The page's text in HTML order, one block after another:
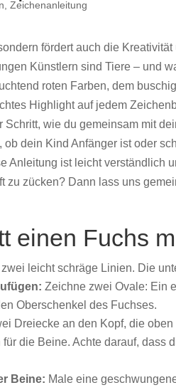
,Zeichenanleitung
fördertauch die Kreativität
Künstlern sind Tiere – und
roten Farben, dem
Highlightauf jedem
Schritt, wie du gemeinsam mit
ob dein Kind Anfänger istoder
Anleitung ist leichtverständlich
zu zücken? Dann lass uns
einen Fuchs
leicht schräge Linien. Die
Zeichne zwei Ovale: Ein
Oberschenkel des Fuchses.
Dreiecke an den Kopf, die
die Beine. Achte darauf, dass
Beine: Male eine